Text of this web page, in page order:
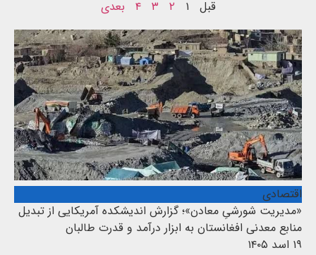
قبل ۱ ۲ ۳ ۴ بعدی
اقتصادی
«مدیریت شورشیِ معادن»؛ گزارش اندیشکده آمریکایی از تبدیل
منابع معدنی افغانستان به ابزار درآمد و قدرت طالبان
۱۹ اسد ۱۴۰۵